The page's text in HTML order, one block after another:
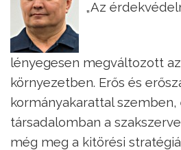
„Az
lényegesen megváltozott
környezetben. Erős és
kormányakarattal
társadalomban a
még meg a kitörési